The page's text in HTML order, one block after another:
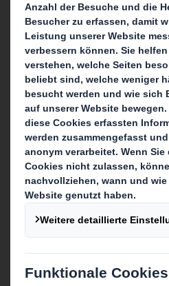
Point of Sales
Unsere
Kontakt